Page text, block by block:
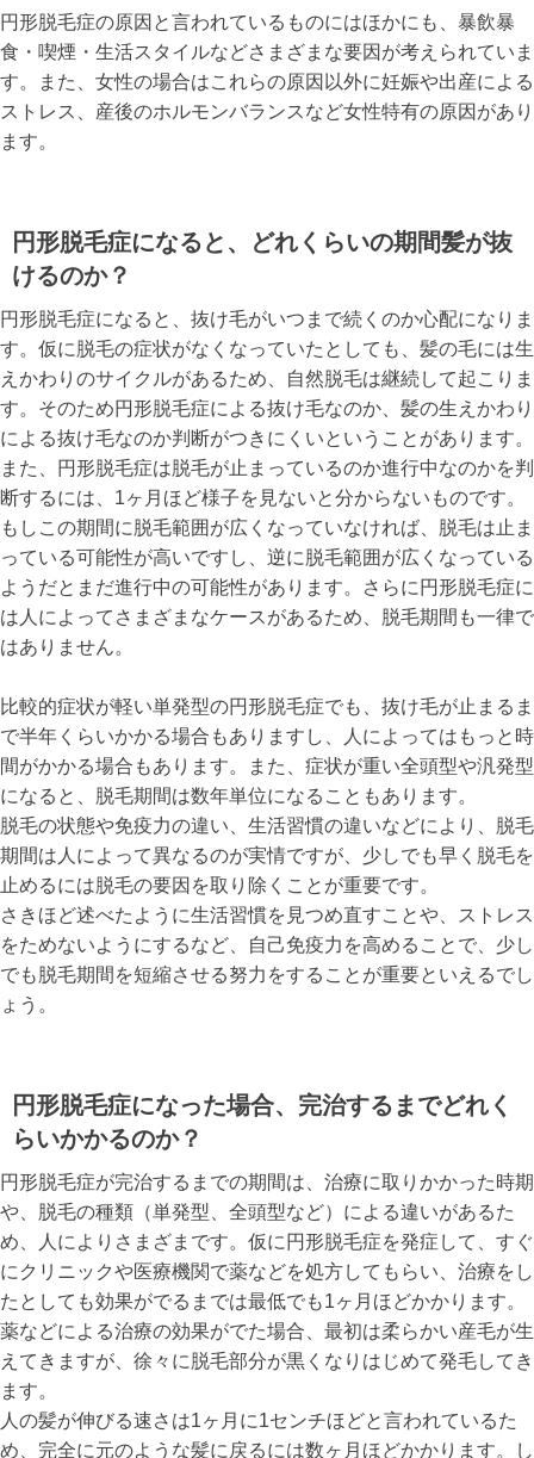
円形脱毛症の原因と言われているものにはほかにも、暴飲暴
食・喫煙・生活スタイルなどさまざまな要因が考えられていま
す。また、女性の場合はこれらの原因以外に妊娠や出産による
ストレス、産後のホルモンバランスなど女性特有の原因があり
ます。
円形脱毛症になると、どれくらいの期間髪が抜
けるのか？
円形脱毛症になると、抜け毛がいつまで続くのか心配になりま
す。仮に脱毛の症状がなくなっていたとしても、髪の毛には生
えかわりのサイクルがあるため、自然脱毛は継続して起こりま
す。そのため円形脱毛症による抜け毛なのか、髪の生えかわり
による抜け毛なのか判断がつきにくいということがあります。
また、円形脱毛症は脱毛が止まっているのか進行中なのかを判
断するには、1ヶ月ほど様子を見ないと分からないものです。
もしこの期間に脱毛範囲が広くなっていなければ、脱毛は止ま
っている可能性が高いですし、逆に脱毛範囲が広くなっている
ようだとまだ進行中の可能性があります。さらに円形脱毛症に
は人によってさまざまなケースがあるため、脱毛期間も一律で
はありません。
比較的症状が軽い単発型の円形脱毛症でも、抜け毛が止まるま
で半年くらいかかる場合もありますし、人によってはもっと時
間がかかる場合もあります。また、症状が重い全頭型や汎発型
になると、脱毛期間は数年単位になることもあります。
脱毛の状態や免疫力の違い、生活習慣の違いなどにより、脱毛
期間は人によって異なるのが実情ですが、少しでも早く脱毛を
止めるには脱毛の要因を取り除くことが重要です。
さきほど述べたように生活習慣を見つめ直すことや、ストレス
をためないようにするなど、自己免疫力を高めることで、少し
でも脱毛期間を短縮させる努力をすることが重要といえるでし
ょう。
円形脱毛症になった場合、完治するまでどれく
らいかかるのか？
円形脱毛症が完治するまでの期間は、治療に取りかかった時期
や、脱毛の種類（単発型、全頭型など）による違いがあるた
め、人によりさまざまです。仮に円形脱毛症を発症して、すぐ
にクリニックや医療機関で薬などを処方してもらい、治療をし
たとしても効果がでるまでは最低でも1ヶ月ほどかかります。
薬などによる治療の効果がでた場合、最初は柔らかい産毛が生
えてきますが、徐々に脱毛部分が黒くなりはじめて発毛してき
ます。
人の髪が伸びる速さは1ヶ月に1センチほどと言われているた
め、完全に元のような髪に戻るには数ヶ月ほどかかります。し